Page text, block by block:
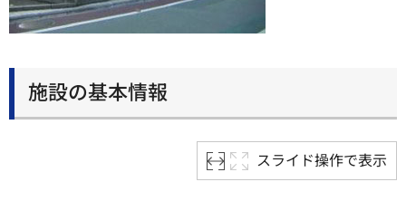
施設の基本情報
スライド操作で表示